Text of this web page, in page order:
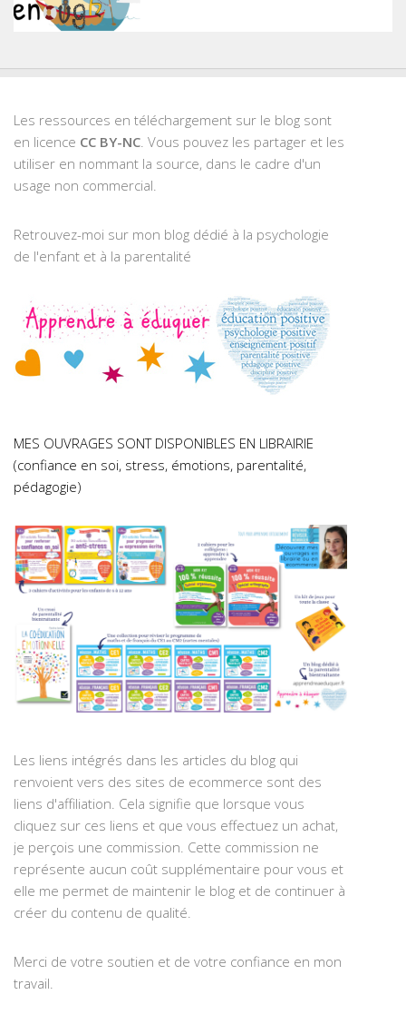
Les ressources en téléchargement sur le blog sont
en licence CC BY-NC . Vous pouvez les partager et les
utiliser en nommant la source, dans le cadre d'un
usage non commercial.
Retrouvez-moi sur mon blog dédié à la psychologie
de l'enfant et à la parentalité
MES OUVRAGES SONT DISPONIBLES EN LIBRAIRIE
(confiance en soi, stress, émotions, parentalité,
pédagogie)
Les liens intégrés dans les articles du blog qui
renvoient vers des sites de ecommerce sont des
liens d'affiliation. Cela signifie que lorsque vous
cliquez sur ces liens et que vous effectuez un achat,
je perçois une commission. Cette commission ne
représente aucun coût supplémentaire pour vous et
elle me permet de maintenir le blog et de continuer à
créer du contenu de qualité.
Merci de votre soutien et de votre confiance en mon
travail.